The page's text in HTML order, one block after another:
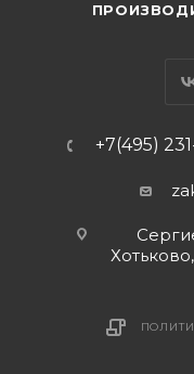
+7(495)